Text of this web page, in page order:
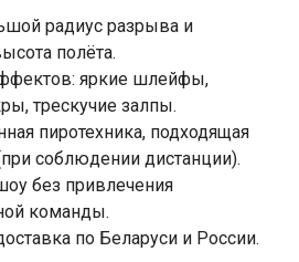
радиус разрыва и
полёта.
яркие шлейфы,
трескучие залпы.
пиротехника, подходящая
соблюдении дистанции).
без привлечения
команды.
по Беларуси и России.